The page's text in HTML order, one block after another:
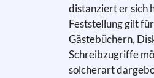
distanziert er sich
Feststellung gilt
Gästebüchern,
Schreibzugriffe
solcherart